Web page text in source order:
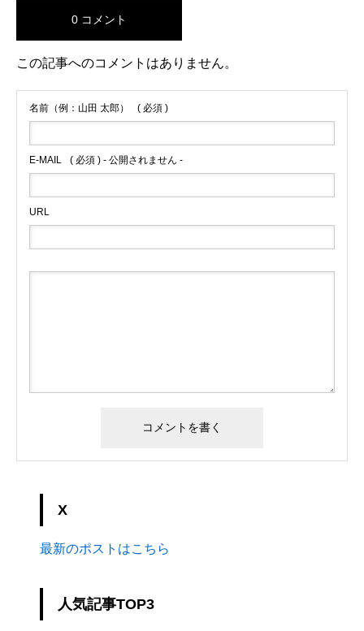
0 コメント
この記事へのコメントはありません。
名前（例：山田 太郎） ( 必須 )
E-MAIL ( 必須 ) - 公開されません -
URL
X
最新のポストはこちら
人気記事TOP3